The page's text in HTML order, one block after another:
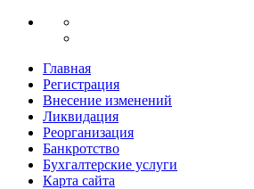
Главная
Регистрация
Внесение изменений
Ликвидация
Реорганизация
Банкротство
Бухгалтерские услуги
Карта сайта